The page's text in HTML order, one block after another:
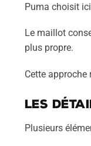
Puma choisit
Le maillot
plus propre.
Cette approche
Les
Plusieurs